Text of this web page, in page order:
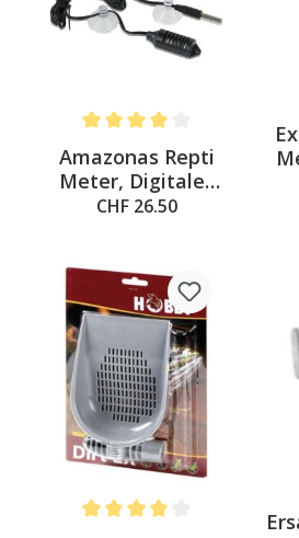
Average rating of 4 out of 5
Amazonas Repti
Meter, Digitales
Thermometer &
CHF 26.50
Average rating of 4 out of 5